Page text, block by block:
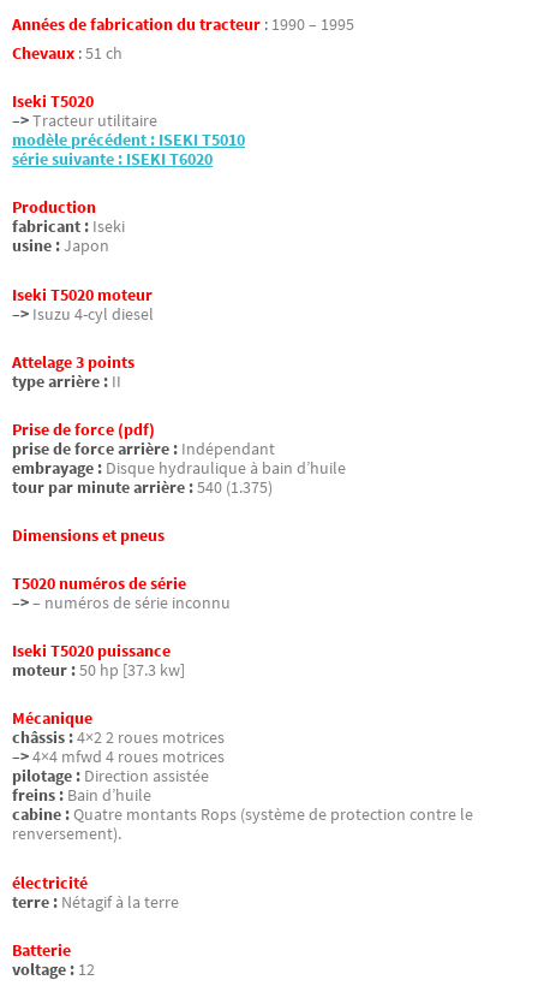
Années de fabrication du tracteur : 1990 – 1995
Chevaux :51 ch
Iseki T5020
–>Tracteur utilitaire
modèle précédent : ISEKI T5010
série suivante : ISEKI T6020
Production
fabricant : Iseki
usine :Japon
Iseki T5020 moteur
–> Isuzu 4-cyl diesel
Attelage 3 points
type arrière : II
Prise de force (pdf)
prise de force arrière : Indépendant
embrayage : Disque hydraulique à bain d’huile
tour par minute arrière :540 (1.375)
Dimensions et pneus
T5020 numéros de série
–>– numéros de série inconnu
Iseki T5020 puissance
moteur :50 hp [37.3 kw]
Mécanique
châssis :4×2 2 roues motrices
–>4×4 mfwd 4 roues motrices
pilotage : Direction assistée
freins : Bain d’huile
cabine :Quatre montants Rops (système de protection contre le
renversement).
électricité
terre : Nétagif à la terre
Batterie
voltage : 12